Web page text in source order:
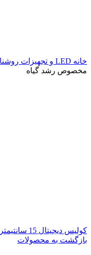
خانه LED و تجهیزات روشنایی
مخصوص رشد گیاه
کولیس دیجیتال 15 سانتیمتری پلاستیکی
بازگشت به محصولات